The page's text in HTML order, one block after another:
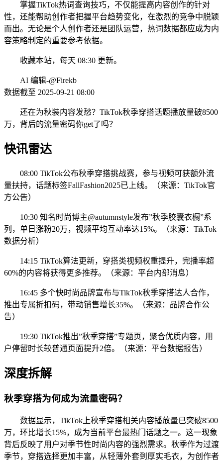
掌握TikTok热词查询技巧，不仅能提高内容创作的针对
性，还能帮助创作者把握平台趋势变化，在激烈的竞争中脱颖
而出。无论是个人创作者还是团队运营，热词数据都应成为内
容策略制定的重要参考依据。
收藏本站，每天 08:30 更新。
AI 编辑-@Firekb
数据截至 2025-09-21 08:00
还在为秋装内容发愁？TikTok秋季穿搭话题播放量破8500
万，背后的流量密码你get了吗？
快讯雷达
08:00 TikTok公布秋季穿搭挑战赛，参与视频可获额外流
量扶持，话题标签FallFashion2025已上线。（来源：TikTok官
方公告）
10:30 知名时尚博主@autumnstyle发布”秋季胶囊衣橱”系
列，单日涨粉20万，视频平均互动率达15%。（来源：TikTok
数据分析）
14:15 TikTok算法更新，穿搭类视频权重提升，完播率超
60%的内容将获得更多推荐。（来源：平台内部消息）
16:45 多个快时尚品牌宣布与TikTok秋季穿搭达人合作，
推出专属折扣码，带动销售增长35%。（来源：品牌合作公
告）
19:30 TikTok推出”秋季穿搭”专题页，聚合优质内容，用
户停留时长较普通页面提升2倍。（来源：平台数据报告）
深度拆解
秋季穿搭为何成为流量密码？
数据显示，TikTok上秋季穿搭相关内容播放量已突破8500
万，环比增长15%，成为当前平台最热门话题之一。这一现象
背后反映了用户对季节性时尚内容的强烈需求。秋季作为过渡
季节，穿搭选择更加丰富，从轻薄外套到厚实毛衣，为创作者